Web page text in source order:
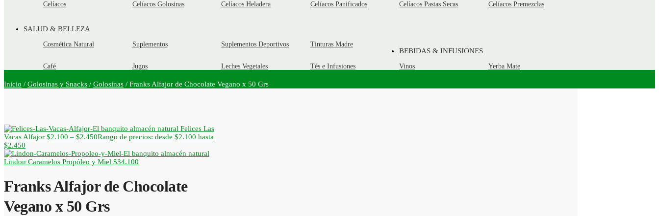
Celíacos Celíacos Golosinas Celíacos Heladera Celíacos Panificados Celíacos Pastas Secas Celíacos Premezclas
SALUD & BELLEZA
Cosmética Natural Suplementos Suplementos Deportivos Tinturas Madre
BEBIDAS & INFUSIONES
Café Jugos Leches Vegetales Tés e Infusiones Vinos Yerba Mate
Inicio / Golosinas y Snacks / Golosinas / Franks Alfajor de Chocolate Vegano x 50 Grs
Felices Las
Vacas Alfajor $2.100 – $2.450Rango de precios: desde $2.100 hasta
$2.450
Lindon Caramelos Propóleo y Miel $34.100
Franks Alfajor de Chocolate
Vegano x 50 Grs